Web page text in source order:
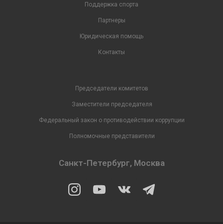
Поддержка спорта
Партнеры
Юридическая помощь
Контакты
Председатели комитетов
Заместители председателя
Федеральный закон о противодействии коррупции
Полномочные представители
Санкт-Петербург, Москва